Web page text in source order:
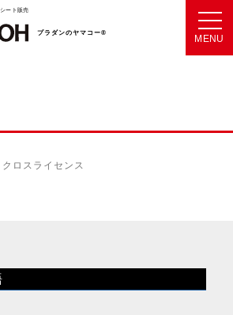
ート販売
プラダンのヤマコー®
MENU
ロスライセンス